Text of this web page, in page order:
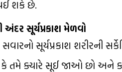
શકે છે.
અંદર સૂર્યપ્રકાશ મેળવો
સૂર્યપ્રકાશ શરીરની
તમે ક્યારે સૂઈ જાઓ છો અને